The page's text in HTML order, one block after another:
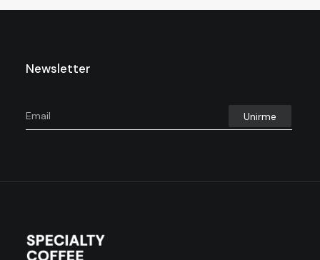
Newsletter